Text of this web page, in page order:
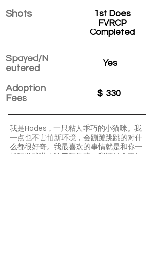
Shots
Spayed/N
eutered
Adoption
Fees
1st Does
FVRCP
Completed
Yes
$ 330
我是Hades，一只粘人乖巧的小猫咪。我
一点也不害怕新环境，会蹦蹦跳跳的对什
么都很好奇。我最喜欢的事情就是和你一
起玩游戏啦！除了玩游戏，我还是个不知